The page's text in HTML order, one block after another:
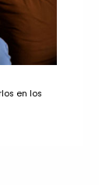
en los